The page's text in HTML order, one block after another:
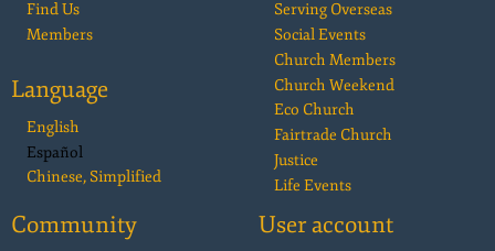
Find Us
Members
Language
English
Español
Chinese, Simplified
Serving Overseas
Social Events
Church Members
Church Weekend
Eco Church
Fairtrade Church
Justice
Life Events
Community User account